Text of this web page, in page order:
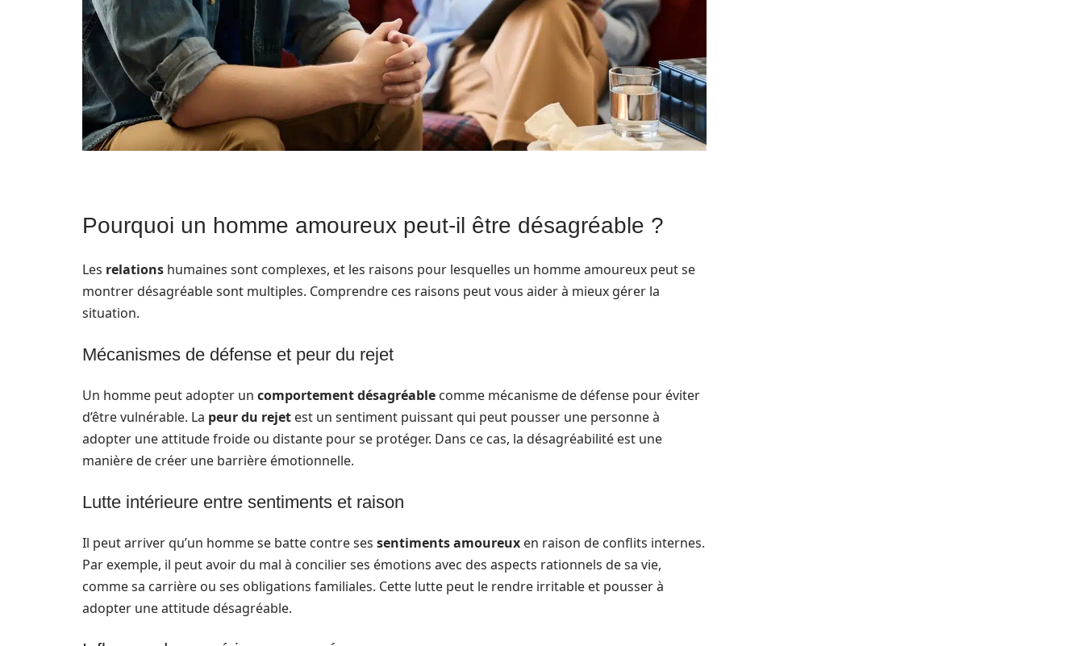
Pourquoi un homme amoureux peut-il être désagréable ?
Les relations humaines sont complexes, et les raisons pour lesquelles un homme amoureux peut se
montrer désagréable sont multiples. Comprendre ces raisons peut vous aider à mieux gérer la
situation.
Mécanismes de défense et peur du rejet
Un homme peut adopter un comportement désagréable comme mécanisme de défense pour éviter
d’être vulnérable. La peur du rejet est un sentiment puissant qui peut pousser une personne à
adopter une attitude froide ou distante pour se protéger. Dans ce cas, la désagréabilité est une
manière de créer une barrière émotionnelle.
Lutte intérieure entre sentiments et raison
Il peut arriver qu’un homme se batte contre ses sentiments amoureux en raison de conflits internes.
Par exemple, il peut avoir du mal à concilier ses émotions avec des aspects rationnels de sa vie,
comme sa carrière ou ses obligations familiales. Cette lutte peut le rendre irritable et pousser à
adopter une attitude désagréable.